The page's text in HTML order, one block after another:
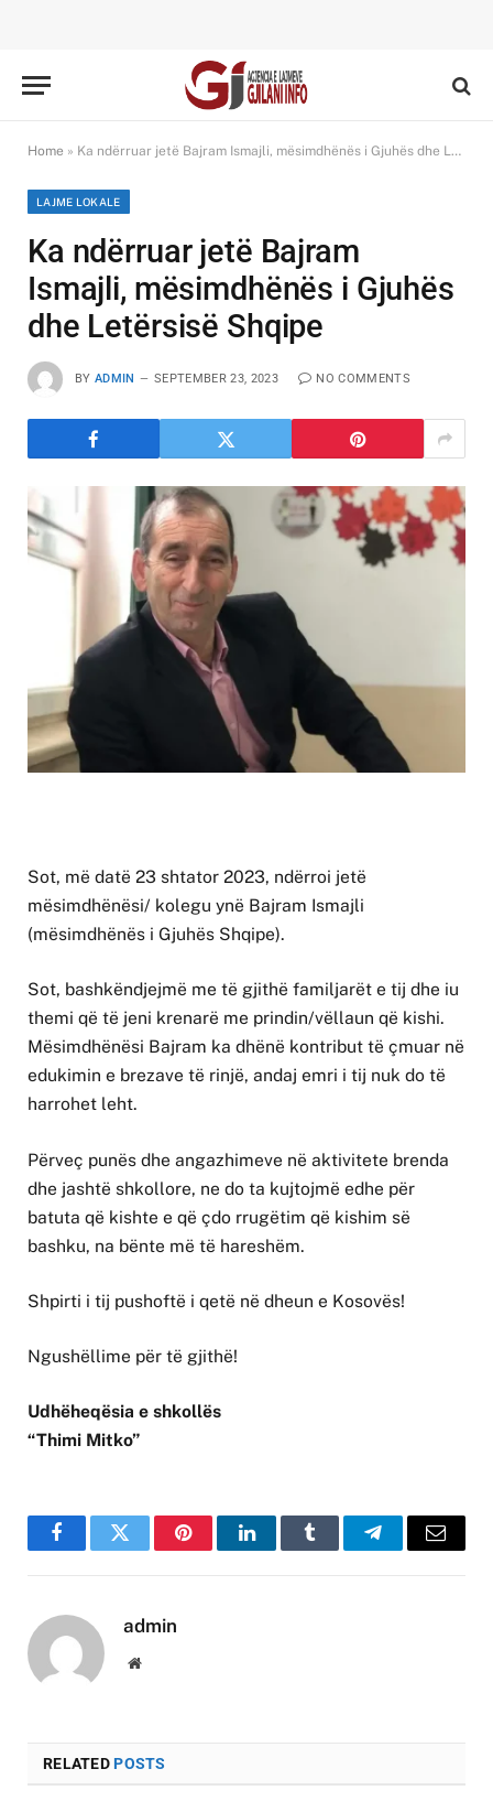
Home » Ka ndërruar jetë Bajram Ismajli, mësimdhënës i Gjuhës dhe Letërsisë Shqipe
LAJME LOKALE
Ka ndërruar jetë Bajram
Ismajli, mësimdhënës i Gjuhës
dhe Letërsisë Shqipe
BY ADMIN SEPTEMBER 23, 2023 NO COMMENTS
Sot, më datë 23 shtator 2023, ndërroi jetë
mësimdhënësi/ kolegu ynë Bajram Ismajli
(mësimdhënës i Gjuhës Shqipe).
Sot, bashkëndjejmë me të gjithë familjarët e tij dhe iu
themi që të jeni krenarë me prindin/vëllaun që kishi.
Mësimdhënësi Bajram ka dhënë kontribut të çmuar në
edukimin e brezave të rinjë, andaj emri i tij nuk do të
harrohet leht.
Përveç punës dhe angazhimeve në aktivitete brenda
dhe jashtë shkollore, ne do ta kujtojmë edhe për
batuta që kishte e që çdo rrugëtim që kishim së
bashku, na bënte më të hareshëm.
Shpirti i tij pushoftë i qetë në dheun e Kosovës!
Ngushëllime për të gjithë!
Udhëheqësia e shkollës
“Thimi Mitko”
FacebookTwitter PinterestLinkedInTumblr TelegramEmail
admin
Website
RELATEDPOSTS